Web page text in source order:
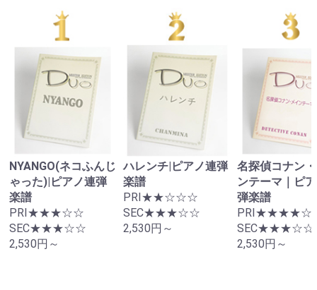
NYANGO(ネコふんじ
ゃった)|ピアノ連弾
楽譜
PRI★★★☆☆
SEC★★★☆☆
2,530円～
ハレンチ|ピアノ連弾
楽譜
PRI★★☆☆☆
SEC★★★☆☆
2,530円～
名探偵コナン
ンテーマ｜ピ
弾楽譜
PRI★★★★☆
SEC★★★☆☆
2,530円～